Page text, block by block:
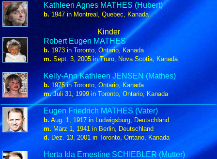
Kathleen Agnes MATHES (Hubert)
b. 1947 in Montreal, Quebec, Kanada
Kinder
Robert Eugen MATHES
b. 1973 in Toronto, Ontario, Kanada
m. Sept. 3, 2005 in Truro, Nova Scotia, Kanada
Kelly-Ann Kathleen JENSEN (Mathes)
b. 1975 in Toronto, Ontario, Kanada
m.Juli 31, 1999 in Toronto, Ontario, Kanada
Eugen Friedrich MATHES (Vater)
b. Aug. 1, 1917 in Ludwigsburg, Deutschland
m. März 1, 1941 in Berlin, Deutschland
d. Dez. 13, 2001 in Toronto, Ontario, Kanada
Herta Ida Ernestine SCHIEBLER (Mutter)